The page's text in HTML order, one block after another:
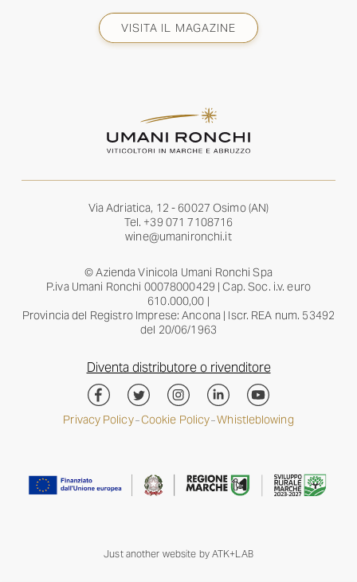
VISITA IL MAGAZINE
Via Adriatica, 12 - 60027 Osimo (AN)
Tel. +39 071 7108716
wine@umanironchi.it
© Azienda Vinicola Umani Ronchi Spa
P.iva Umani Ronchi 00078000429 | Cap. Soc. i.v. euro
610.000,00 |
Provincia del Registro Imprese: Ancona | Iscr. REA num. 53492
del 20/06/1963
Diventa distributore o rivenditore
Privacy Policy–Cookie Policy–Whistleblowing
Just another website by ATK+LAB